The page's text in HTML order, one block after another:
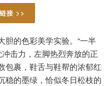
接 >>
胆的色彩美学实验。“一半
击力，左脚热烈奔放的正
包裹，鞋舌与鞋帮的浓郁红
稳的墨绿，恰似冬日松枝的